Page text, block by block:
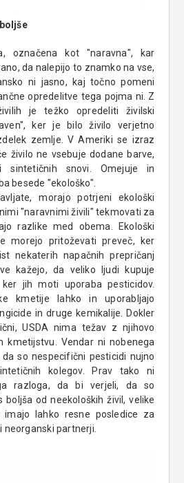
označena kot "naravna", kar
da nalepijo to znamko na vse,
ni jasno, kaj točno pomeni
opredelitve tega pojma ni. Z
je težko opredeliti živilski
ker je bilo živilo verjetno
zemlje. V Ameriki se izraz
živilo ne vsebuje dodane barve,
sintetičnih snovi. Omejuje in
besede "ekološko".
morajo potrjeni ekološki
"naravnimi živili" tekmovati za
razlike med obema.
Ekološki
morejo pritoževati preveč, ker
nekaterih napačnih prepričanj
kažejo, da veliko ljudi kupuje
jih moti uporaba pesticidov.
kmetije lahko in uporabljajo
in druge kemikalije. Dokler
, USDA nima težav z njihovo
kmetijstvu. Vendar ni nobenega
so nespecifični pesticidi nujno
kolegov. Prav tako ni
razloga, da bi verjeli, da so
boljša od neekoloških živil, velike
lahko resne posledice za
neorganski partnerji.